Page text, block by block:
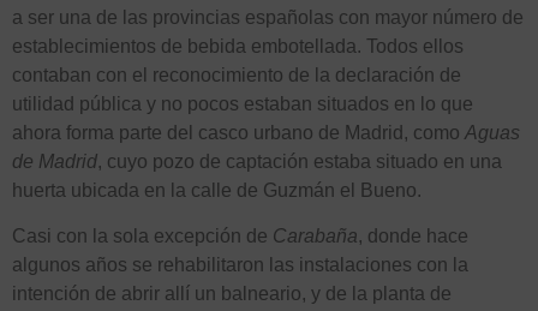
a ser una de las provincias españolas con mayor número de
establecimientos de bebida embotellada. Todos ellos
contaban con el reconocimiento de la declaración de
utilidad pública y no pocos estaban situados en lo que
ahora forma parte del casco urbano de Madrid, como Aguas
de Madrid, cuyo pozo de captación estaba situado en una
huerta ubicada en la calle de Guzmán el Bueno.
Casi con la sola excepción de Carabaña, donde hace
algunos años se rehabilitaron las instalaciones con la
intención de abrir allí un balneario, y de la planta de